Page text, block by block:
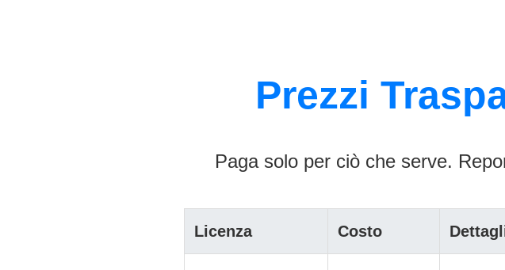
Prezzi
Paga solo per ciò che serve.
Licenza Costo